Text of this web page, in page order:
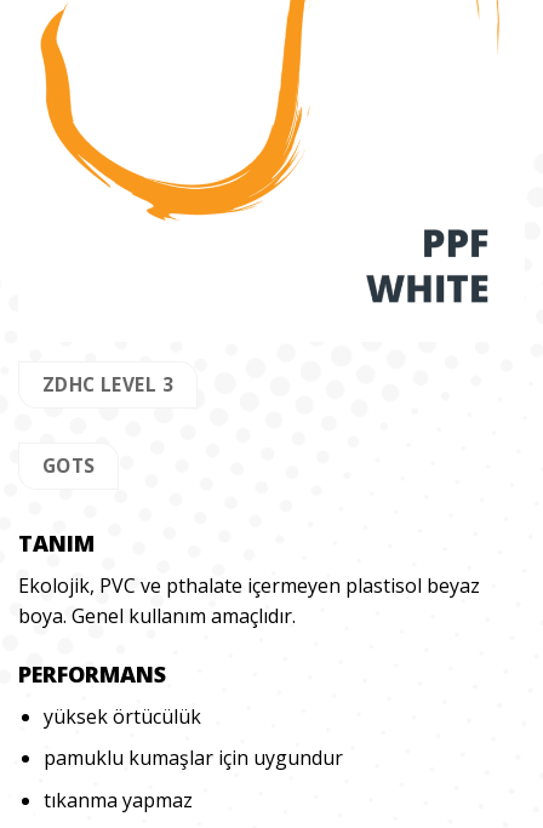
ZDHC LEVEL 3
GOTS
TANIM
Ekolojik, PVC ve pthalate içermeyen plastisol beyaz
boya. Genel kullanım amaçlıdır.
PERFORMANS
yüksek örtücülük
pamuklu kumaşlar için uygundur
tıkanma yapmaz